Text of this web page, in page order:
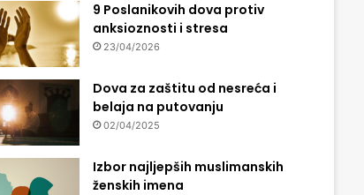
9 Poslanikovih dova protiv
anksioznosti i stresa
23/04/2026
Dova za zaštitu od nesreća i
belaja na putovanju
02/04/2025
Izbor najljepših muslimanskih
ženskih imena